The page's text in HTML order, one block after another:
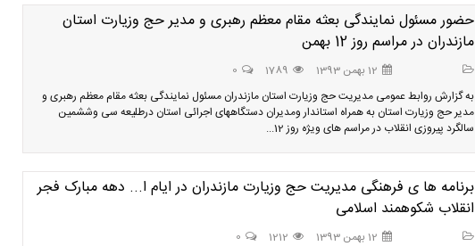
حضور مسئول نمایندگی بعثه مقام معظم رهبری و مدیر حج وزیارت استان
مازندران در مراسم روز 12 بهمن
12 بهمن 1393 1789
0
به گزارش روابط عمومی مدیریت حج وزیارت استان مازندران مسئول نمایندگی بعثه مقام معظم رهبری و
مدیر حج وزیارت استان به همراه استاندار ومدیران دستگاههای اجرائی استان درطلیعه سی وششمین
سالگرد پیروزی انقلاب در مراسم های ویژه روز 12...
برنامه ها ی فرهنگی مدیریت حج وزیارت مازندران در ایام ا... دهه مبارک فجر
انقلاب شکوهمند اسلامی
12 بهمن 1393 1212
0